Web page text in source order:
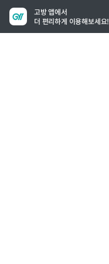
고방 앱에서
더 편리하게 이용해보세요!